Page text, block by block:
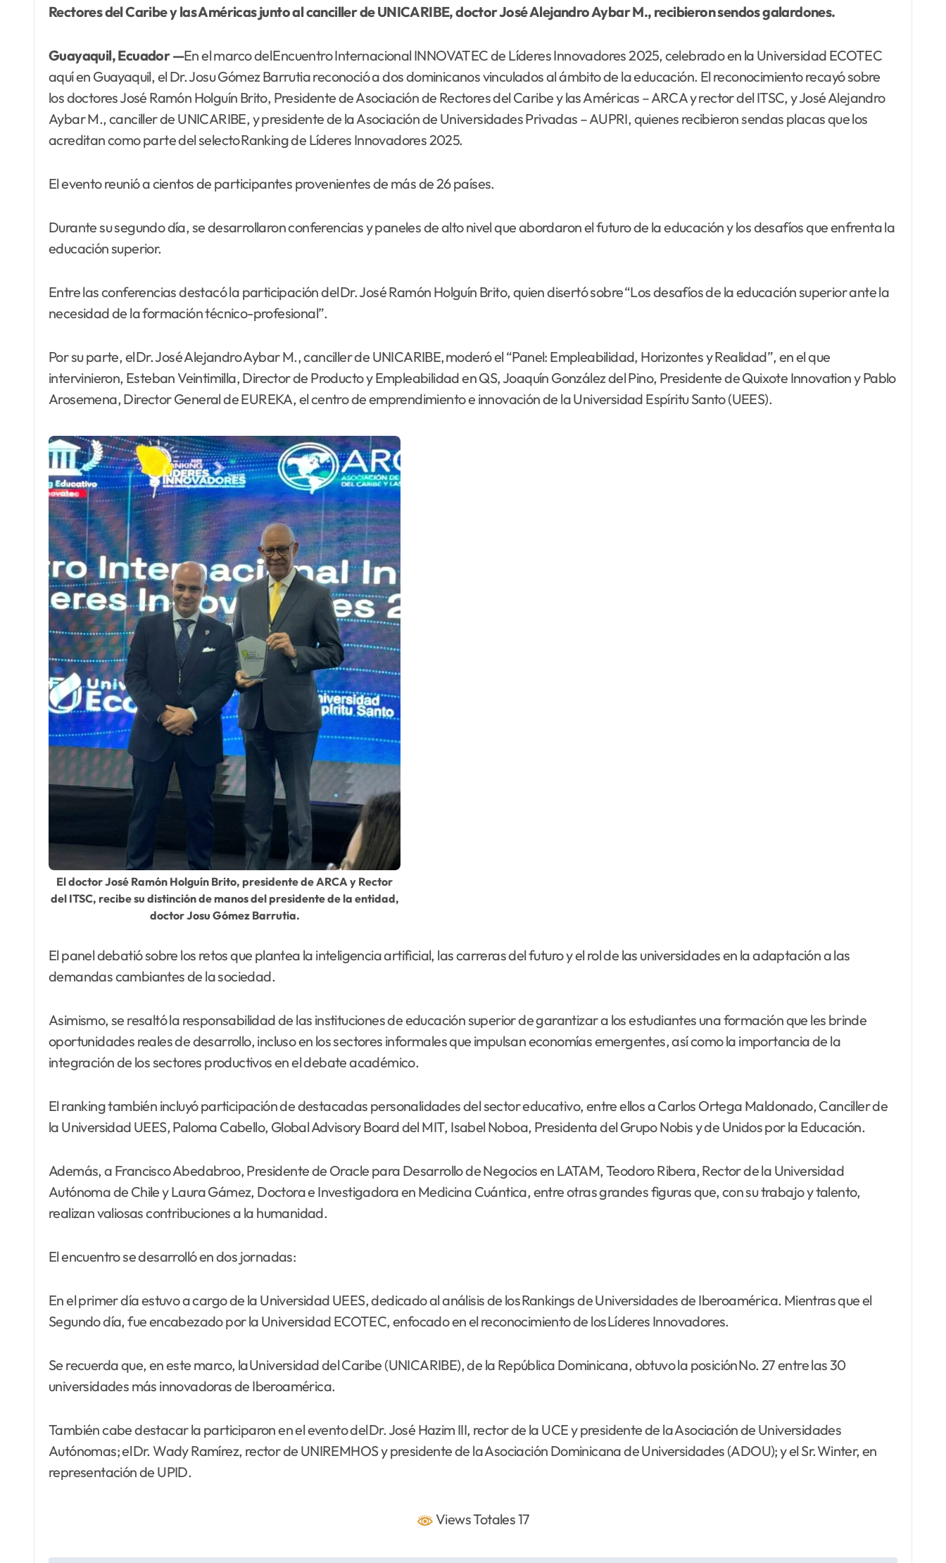
Rectores del Caribe y las Américas junto al canciller de UNICARIBE, doctor José Alejandro Aybar M., recibieron sendos galardones.
Guayaquil, Ecuador —En el marco del Encuentro Internacional INNOVATEC de Líderes Innovadores 2025, celebrado en la Universidad ECOTEC
aquí en Guayaquil, el Dr. Josu Gómez Barrutia reconoció a dos dominicanos vinculados al ámbito de la educación. El reconocimiento recayó sobre
los doctores José Ramón Holguín Brito, Presidente de Asociación de Rectores del Caribe y las Américas – ARCA y rector del ITSC, y José Alejandro
Aybar M., canciller de UNICARIBE, y presidente de la Asociación de Universidades Privadas – AUPRI, quienes recibieron sendas placas que los
acreditan como parte del selecto Ranking de Líderes Innovadores 2025.
El evento reunió a cientos de participantes provenientes de más de 26 países.
Durante su segundo día, se desarrollaron conferencias y paneles de alto nivel que abordaron el futuro de la educación y los desafíos que enfrenta la
educación superior.
Entre las conferencias destacó la participación del Dr. José Ramón Holguín Brito, quien disertó sobre “Los desafíos de la educación superior ante la
necesidad de la formación técnico-profesional”.
Por su parte, el Dr. José Alejandro Aybar M., canciller de UNICARIBE, moderó el “Panel: Empleabilidad, Horizontes y Realidad”, en el que
intervinieron, Esteban Veintimilla, Director de Producto y Empleabilidad en QS, Joaquín González del Pino, Presidente de Quixote Innovation y Pablo
Arosemena, Director General de EUREKA, el centro de emprendimiento e innovación de la Universidad Espíritu Santo (UEES).
El doctor José Ramón Holguín Brito, presidente de ARCA y Rector
del ITSC, recibe su distinción de manos del presidente de la entidad,
doctor Josu Gómez Barrutia.
El panel debatió sobre los retos que plantea la inteligencia artificial, las carreras del futuro y el rol de las universidades en la adaptación a las
demandas cambiantes de la sociedad.
Asimismo, se resaltó la responsabilidad de las instituciones de educación superior de garantizar a los estudiantes una formación que les brinde
oportunidades reales de desarrollo, incluso en los sectores informales que impulsan economías emergentes, así como la importancia de la
integración de los sectores productivos en el debate académico.
El ranking también incluyó participación de destacadas personalidades del sector educativo, entre ellos a Carlos Ortega Maldonado, Canciller de
la Universidad UEES, Paloma Cabello, Global Advisory Board del MIT, Isabel Noboa, Presidenta del Grupo Nobis y de Unidos por la Educación.
Además, a Francisco Abedabroo, Presidente de Oracle para Desarrollo de Negocios en LATAM, Teodoro Ribera, Rector de la Universidad
Autónoma de Chile y Laura Gámez, Doctora e Investigadora en Medicina Cuántica, entre otras grandes figuras que, con su trabajo y talento,
realizan valiosas contribuciones a la humanidad.
El encuentro se desarrolló en dos jornadas:
En el primer día estuvo a cargo de la Universidad UEES, dedicado al análisis de los Rankings de Universidades de Iberoamérica. Mientras que el
Segundo día, fue encabezado por la Universidad ECOTEC, enfocado en el reconocimiento de los Líderes Innovadores.
Se recuerda que, en este marco, la Universidad del Caribe (UNICARIBE), de la República Dominicana, obtuvo la posición No. 27 entre las 30
universidades más innovadoras de Iberoamérica.
También cabe destacar la participaron en el evento del Dr. José Hazim III, rector de la UCE y presidente de la Asociación de Universidades
Autónomas; el Dr. Wady Ramírez, rector de UNIREMHOS y presidente de la Asociación Dominicana de Universidades (ADOU); y el Sr. Winter, en
representación de UPID.
Views Totales 17